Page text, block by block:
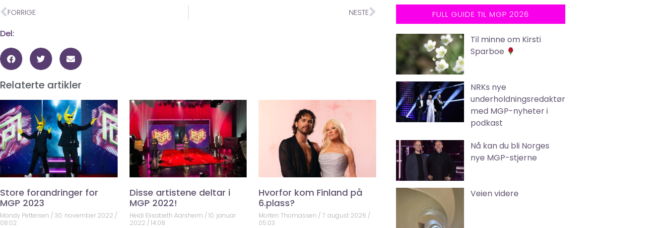
FORRIGE NESTE
Del:
Relaterte artikler
Store forandringer for
MGP 2023
Mandy Pettersen
30. november 2022
08:02
Disse artistene deltar i
MGP 2022!
Heidi Elisabeth Aarsheim 10. januar
2022 14:08
Hvorfor kom Finland på
6.plass?
Morten Thomassen
7. august 2026
05:03
FULL GUIDE TIL MGP 2026
Til minne om Kirsti
Sparboe
NRKs nye
underholdningsredaktør
med MGP-nyheter i
podkast
Nå kan du bli Norges
nye MGP-stjerne
Veien videre